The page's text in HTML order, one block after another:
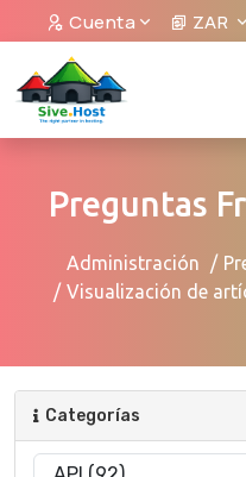
Cuenta ZAR
Preguntas
Administración
Visualización de
Categorías